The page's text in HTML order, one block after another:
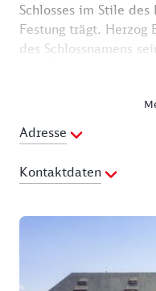
Schlosses im Stile
Festung trägt. Herzog
des Schlossnamens
den Beinamen „der
Bedeutende Künstler
hinterließen in Gotha
dass Schloss
Architekturen des 17.
Die Einrichtungen und
Universum Gotha“.
Museen gezeigt –
Das Schlossmuseum
Adresse
Kontaktdaten